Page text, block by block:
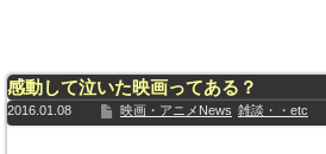
感動して泣いた映画ってある？
2016.01.08 映画・アニメNews 雑談・・etc